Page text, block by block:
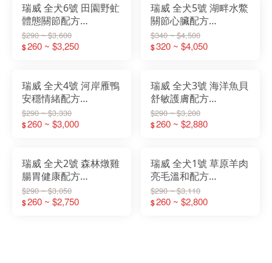
瑞威 全犬6號 田園野虻
體態關節配方
500g/2KG/4KG/10KG
$290 ~ $3,600
$260 ~ $3,250
瑞威 全犬5號 湖畔水鱉
關節心臟配方
500g/2KG/4KG/10KG
$340 ~ $4,500
$320 ~ $4,050
瑞威 全犬4號 河岸雁鴨
安穩情緒配方
500g/2KG/4KG/10KG
$290 ~ $3,330
$260 ~ $3,000
瑞威 全犬3號 海洋魚貝
舒敏護膚配方
500g/2KG/4KG/10KG
$290 ~ $3,200
$260 ~ $2,880
瑞威 全犬2號 森林燉雞
腸胃健康配方
500g/2KG/4KG/10KG
$290 ~ $3,050
$260 ~ $2,750
瑞威 全犬1號 草原羊肉
亮毛溫和配方
500g/2KG/4KG/10KG
$290 ~ $3,110
$260 ~ $2,800